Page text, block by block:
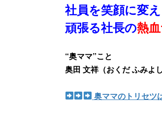
社員を笑顔に変
頑張る社長の熱
“奥ママ”こと
奥田 文祥（おくだ ふみよ
奥ママのトリセツ